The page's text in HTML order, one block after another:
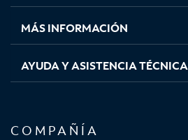
nuevanuevanuevanueva
MÁS INFORMACIÓN
AYUDA Y ASISTENCIA TÉCNICA
COMPAÑÍA